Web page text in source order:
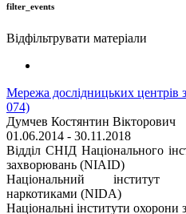
filter_events
Відфільтрувати матеріали
Мережа дослідницьких центрів
074)
Думчев Костянтин Вікторович
01.06.2014 - 30.11.2018
Відділ СНІД Національного
захворювань (NIAID)
Національний інститут
наркотиками (NIDA)
Національні інститути охорони